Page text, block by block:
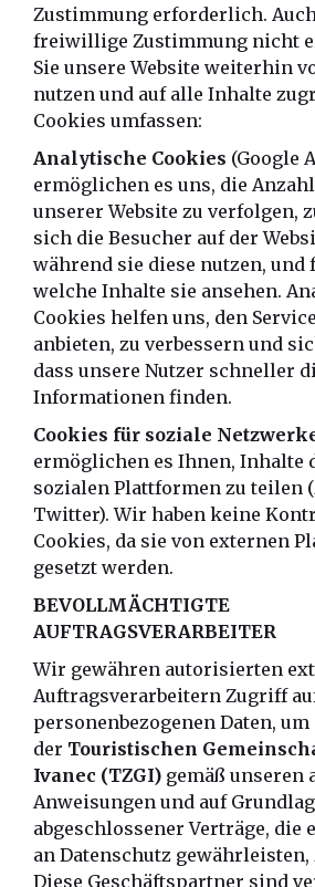
Zustimmung erforderlich.
freiwillige Zustimmung nicht
Sie unsere Website weiterhin
nutzen und auf alle Inhalte
Cookies umfassen:
Analytische Cookies (Google
ermöglichen es uns, die
unserer Website zu verfolgen,
sich die Besucher auf der
während sie diese nutzen, und
welche Inhalte sie ansehen.
Cookies helfen uns, den
anbieten, zu verbessern und
dass unsere Nutzer schneller
Informationen finden.
Cookies für soziale
ermöglichen es Ihnen, Inhalte
sozialen Plattformen zu teilen
Twitter). Wir haben keine
Cookies, da sie von externen
gesetzt werden.
BEVOLLMÄCHTIGTE
AUFTRAGSVERARBEITER
Wir gewähren autorisierten
Auftragsverarbeitern Zugriff
personenbezogenen Daten,
der Touristischen
Ivanec (TZGI) gemäß
Anweisungen und auf
abgeschlossener Verträge, die
an Datenschutz gewährleisten,
Diese Geschäftspartner sind